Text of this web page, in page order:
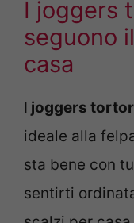
I joggers
seguono
casa
I joggers
ideale alla
sta bene con
sentirti